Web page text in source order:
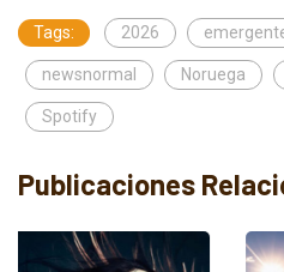
Tags: 2026
newsnormal Noruega
Spotify
Publicaciones